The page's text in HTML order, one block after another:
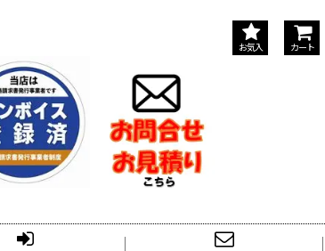
お気入 カート